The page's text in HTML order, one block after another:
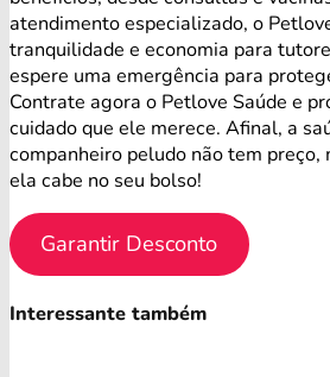
atendimento especializado, o
tranquilidade e economia para
espere uma emergência para
Contrate agora o Petlove Saúde e
cuidado que ele merece. Afinal, a
companheiro peludo não tem preço,
ela cabe no seu bolso!
Garantir Desconto
Interessante também